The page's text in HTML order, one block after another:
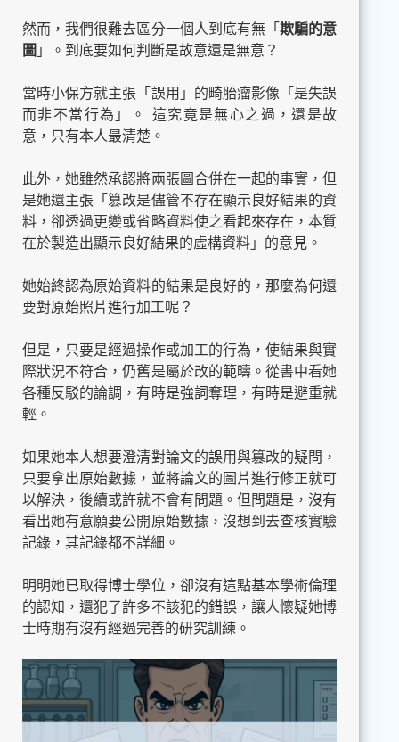
然而，我們很難去區分一個人到底有無「欺騙的意
圖 」。到底要如何判斷是故意還是無意？
當時小保方就主張「誤用」的畸胎瘤影像「是失誤
而非不當行為」。 這究竟是無心之過，還是故
意，只有本人最清楚。
此外，她雖然承認將兩張圖合併在一起的事實，但
是她還主張「篡改是儘管不存在顯示良好結果的資
料，卻透過更變或省略資料使之看起來存在，本質
在於製造出顯示良好結果的虛構資料」的意見。
她始終認為原始資料的結果是良好的，那麼為何還
要對原始照片進行加工呢？
但是，只要是經過操作或加工的行為，使結果與實
際狀況不符合，仍舊是屬於改的範疇。從書中看她
各種反駁的論調，有時是強詞奪理，有時是避重就
輕。
如果她本人想要澄清對論文的誤用與篡改的疑問，
只要拿出原始數據，並將論文的圖片進行修正就可
以解決，後續或許就不會有問題。但問題是，沒有
看出她有意願要公開原始數據，沒想到去查核實驗
記錄，其記錄都不詳細。
明明她已取得博士學位，卻沒有這點基本學術倫理
的認知，還犯了許多不該犯的錯誤，讓人懷疑她博
士時期有沒有經過完善的研究訓練。